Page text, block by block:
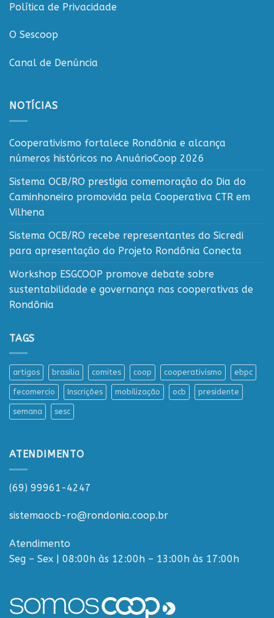
Política de Privacidade
O Sescoop
Canal de Denúncia
NOTÍCIAS
Cooperativismo fortalece Rondônia e alcança
números históricos no AnuárioCoop 2026
Sistema OCB/RO prestigia comemoração do Dia do
Caminhoneiro promovida pela Cooperativa CTR em
Vilhena
Sistema OCB/RO recebe representantes do Sicredi
para apresentação do Projeto Rondônia Conecta
Workshop ESGCOOP promove debate sobre
sustentabilidade e governança nas cooperativas de
Rondônia
TAGS
artigos brasilia comites coop cooperativismo ebpc
fecomercio Inscrições mobilização ocb presidente
semana sesc
ATENDIMENTO
(69) 99961-4247
sistemaocb-ro@rondonia.coop.br
Atendimento
Seg – Sex | 08:00h às 12:00h – 13:00h às 17:00h